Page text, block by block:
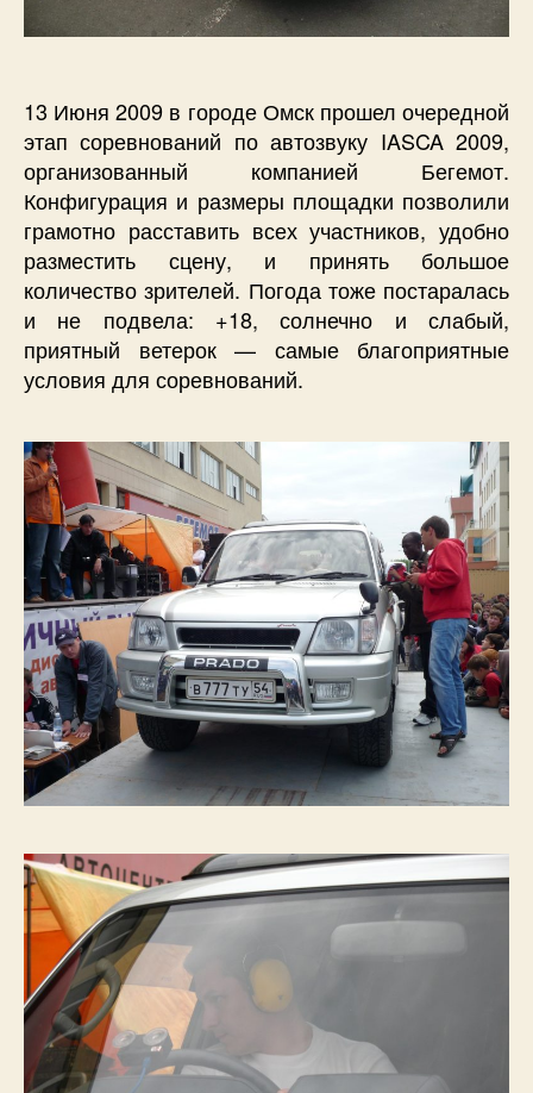
13 Июня 2009 в городе Омск прошел очередной
этап соревнований по автозвуку IASCA 2009,
организованный компанией Бегемот.
Конфигурация и размеры площадки позволили
грамотно расставить всех участников, удобно
разместить сцену, и принять большое
количество зрителей. Погода тоже постаралась
и не подвела: +18, солнечно и слабый,
приятный ветерок — самые благоприятные
условия для соревнований.